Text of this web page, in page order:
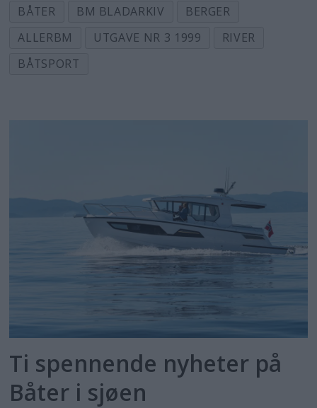
BÅTER BM BLADARKIV
BERGER
ALLERBM
UTGAVE NR 3 1999
RIVER
BÅTSPORT
Ti spennende nyheter på
Båter i sjøen